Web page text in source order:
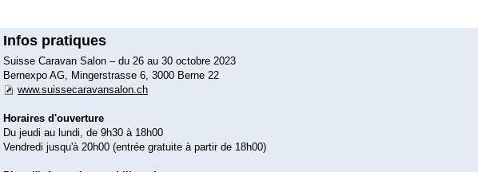
Infos pratiques
Suisse Caravan Salon – du 26 au 30 octobre 2023
Bernexpo AG, Mingerstrasse 6, 3000 Berne 22
www.suissecaravansalon.ch
Horaires d'ouverture
Du jeudi au lundi, de 9h30 à 18h00
Vendredi jusqu'à 20h00 (entrée gratuite à partir de 18h00)